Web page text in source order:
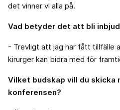
det vinner vi alla på.
Vad betyder det att bli
- Trevligt att jag har fått tillfälle
kirurger kan bidra med för
Vilket budskap vill du skicka
konferensen?